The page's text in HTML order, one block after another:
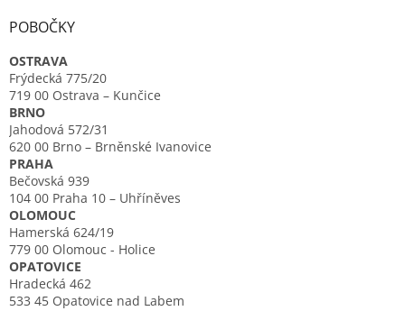
POBOČKY
OSTRAVA
Frýdecká 775/20
719 00 Ostrava – Kunčice
BRNO
Jahodová 572/31
620 00 Brno – Brněnské Ivanovice
PRAHA
Bečovská 939
104 00 Praha 10 – Uhříněves
OLOMOUC
Hamerská 624/19
779 00 Olomouc - Holice
OPATOVICE
Hradecká 462
533 45 Opatovice nad Labem